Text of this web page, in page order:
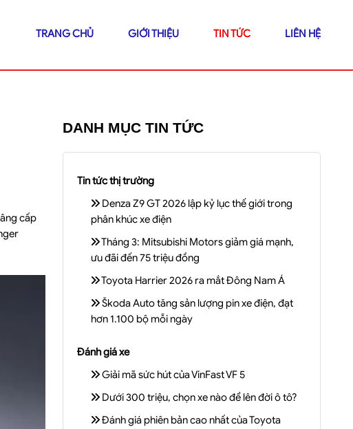
TRANG CHỦ GIỚI THIỆU TIN TỨC LIÊN HỆ
cấp
DANH MỤC TIN TỨC
Tin tức thị trường
Denza Z9 GT 2026 lập kỷ lục thế giới trong
phân khúc xe điện
Tháng 3: Mitsubishi Motors giảm giá mạnh,
ưu đãi đến 75 triệu đồng
Toyota Harrier 2026 ra mắt Đông Nam Á
Škoda Auto tăng sản lượng pin xe điện, đạt
hơn 1.100 bộ mỗi ngày
Đánh giá xe
Giải mã sức hút của VinFast VF 5
Dưới 300 triệu, chọn xe nào để lên đời ô tô?
Đánh giá phiên bản cao nhất của Toyota